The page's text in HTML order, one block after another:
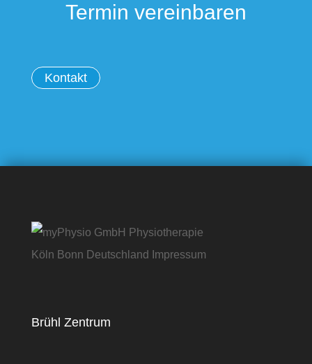
Termin vereinbaren
Kontakt
Brühl Zentrum